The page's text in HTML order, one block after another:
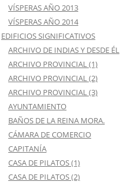
VÍSPERAS AÑO 2013
VÍSPERAS AÑO 2014
EDIFICIOS SIGNIFICATIVOS
ARCHIVO DE INDIAS Y DESDE ÉL
ARCHIVO PROVINCIAL (1)
ARCHIVO PROVINCIAL (2)
ARCHIVO PROVINCIAL (3)
AYUNTAMIENTO
BAÑOS DE LA REINA MORA.
CÁMARA DE COMERCIO
CAPITANÍA
CASA DE PILATOS (1)
CASA DE PILATOS (2)